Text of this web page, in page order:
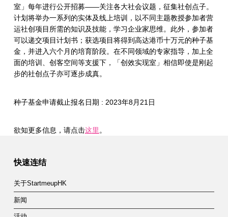
室」每年进行公开招募——关注各大社会议题，征集社创点子。
计划将举办一系列的实体及线上培训，以不同主题教授参加者营
运社创项目所需的知识及技能，学习企业家思维。此外，参加者
可以递交项目计划书；获选项目将得到高达港币十万元的种子基
金，并进入六个月的培育阶段。在不同领域的专家指导，加上全
面的培训、创客空间等支援下，「创效实现室」相信即使是刚起
步的社创点子亦可逐步成真。
种子基金申请截止报名日期 : 2023年8月21日
欲知更多信息，请点击这里。
快速连结
关于StartmeupHK
新闻